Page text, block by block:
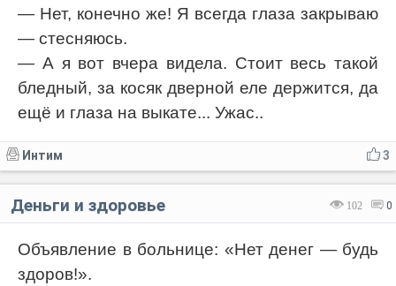
— Нет, конечно же! Я всегда глаза закрываю
— стесняюсь.
— А я вот вчера видела. Стоит весь такой
бледный, за косяк дверной еле держится, да
ещё и глаза на выкате... Ужас..
3
Интим
102 0
Деньги и здоровье
Объявление в больнице: «Нет денег — будь
здоров!».